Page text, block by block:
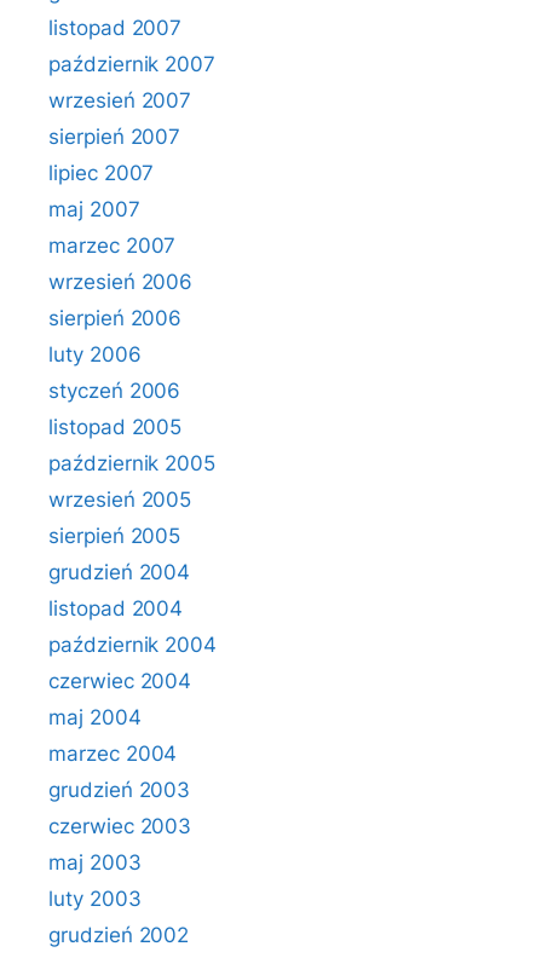
listopad 2007
październik 2007
wrzesień 2007
sierpień 2007
lipiec 2007
maj 2007
marzec 2007
wrzesień 2006
sierpień 2006
luty 2006
styczeń 2006
listopad 2005
październik 2005
wrzesień 2005
sierpień 2005
grudzień 2004
listopad 2004
październik 2004
czerwiec 2004
maj 2004
marzec 2004
grudzień 2003
czerwiec 2003
maj 2003
luty 2003
grudzień 2002